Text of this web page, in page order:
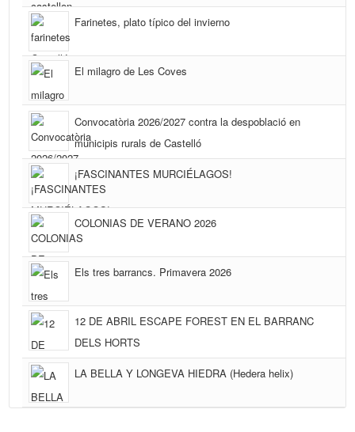
Farinetes, plato típico del invierno
El milagro de Les Coves
Convocatòria 2026/2027 contra la despoblació en
municipis rurals de Castelló
¡FASCINANTES MURCIÉLAGOS!
COLONIAS DE VERANO 2026
Els tres barrancs. Primavera 2026
12 DE ABRIL ESCAPE FOREST EN EL BARRANC
DELS HORTS
LA BELLA Y LONGEVA HIEDRA (Hedera helix)